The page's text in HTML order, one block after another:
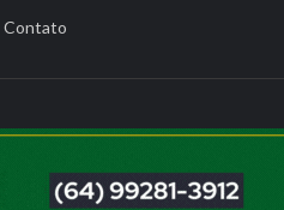
Contato